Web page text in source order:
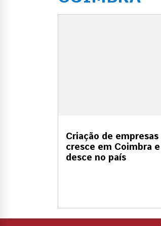
Criação de empresas
cresce em Coimbra e
desce no país